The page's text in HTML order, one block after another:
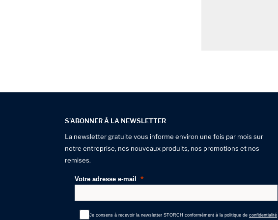
S'ABONNER À LA NEWSLETTER
La newsletter gratuite vous informe environ une fois par mois sur
notre entreprise, nos nouveaux produits, nos promotions et nos
remises.
Votre adresse e-mail
Je consens à recevoir la newsletter STORCH conformément à la politique de confidentialité.